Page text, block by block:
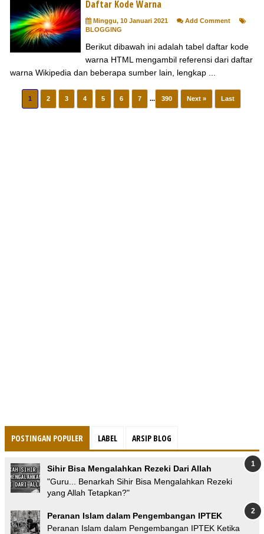
Daftar Kode Warna
Minggu, 10 Januari 2021
Add Comment
BLOGGING
Berikut dibawah ini adalah tabel daftar kode
warna HTML mengambil referensi dari daftar
warna Wikipedia dan beberapa sumber lain, lengkap ...
1 2 3 4 5 6 7 ... 390 Next » Last
POSTINGAN POPULER LABEL ARSIP BLOG
Sihir Bisa Mengalahkan Rezeki Dari Allah
"Guru... Benarkah Sihir Bisa Mengalahkan Rezeki
yang Allah Tetapkan?"
Peranan Islam dalam Pengembangan IPTEK
Peranan Islam dalam Pengembangan IPTEK Ketika